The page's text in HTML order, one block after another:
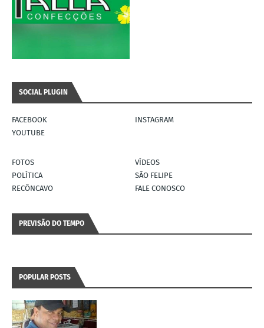
SOCIAL PLUGIN
FACEBOOK
INSTAGRAM
YOUTUBE
FOTOS
VÍDEOS
POLÍTICA
SÃO FELIPE
RECÔNCAVO
FALE CONOSCO
PREVISÃO DO TEMPO
POPULAR POSTS